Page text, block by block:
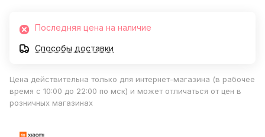
Последняя цена на наличие
Способы доставки
Цена действительна только для интернет-магазина (в рабочее
время с 10:00 до 22:00 по мск) и может отличаться от цен в
розничных магазинах